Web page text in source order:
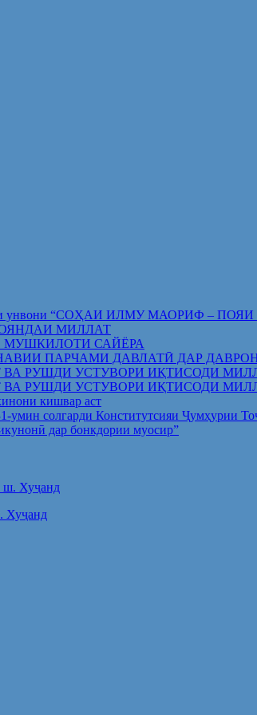
таҳти унвони “СОҲАИ ИЛМУ МАОРИФ
МИЛЛАТ
МУШКИЛОТИ САЙЁРА
ПАРЧАМИ ДАВЛАТӢ ДАР
ВА РУШДИ УСТУВОРИ ИҚТИСОДИ
ВА РУШДИ УСТУВОРИ ИҚТИСОДИ
кишвар аст
солгарди Конститутсияи Ҷумҳурии
дар бонкдории муосир”
Хуҷанд